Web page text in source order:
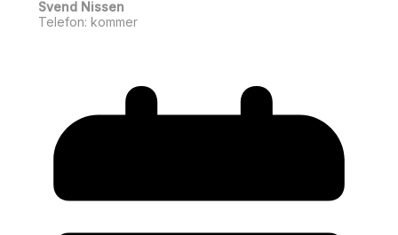
Svend Nissen
Telefon: kommer